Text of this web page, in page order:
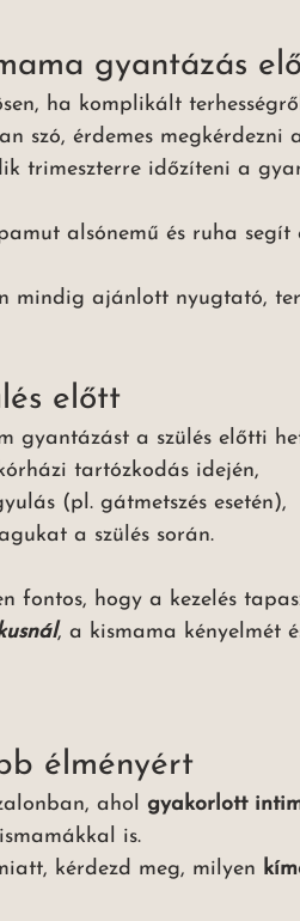
gyantázás
ha komplikált
szó, érdemes megkérdezni
trimeszterre időzíteni a
alsónemű és ruha
mindig ajánlott nyugtató,
előtt
gyantázást a szülés előtti
tartózkodás idején,
(pl. gátmetszés esetén),
a szülés során.
fontos, hogy a kezelés
, a kismama kényelmét
élményért
ahol gyakorlott
is.
kérdezd meg, milyen